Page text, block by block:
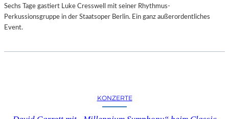
Sechs Tage gastiert Luke Cresswell mit seiner Rhythmus-
Perkussionsgruppe in der Staatsoper Berlin. Ein ganz außerordentliches
Event.
KONZERTE